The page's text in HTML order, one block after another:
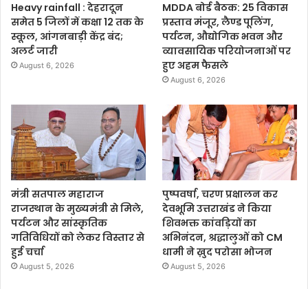
Heavy rainfall : देहरादून
समेत 5 जिलों में कक्षा 12 तक के
स्कूल, आंगनबाड़ी केंद्र बंद;
अलर्ट जारी
August 6, 2026
MDDA बोर्ड बैठक: 25 विकास
प्रस्ताव मंजूर, लैण्ड पूलिंग,
पर्यटन, औद्योगिक भवन और
व्यावसायिक परियोजनाओं पर
हुए अहम फैसले
August 6, 2026
मंत्री सतपाल महाराज
राजस्थान के मुख्यमंत्री से मिले,
पर्यटन और सांस्कृतिक
गतिविधियों को लेकर विस्तार से
हुई चर्चा
August 5, 2026
पुष्पवर्षा, चरण प्रक्षालन कर
देवभूमि उत्तराखंड ने किया
शिवभक्त कांवड़ियों का
अभिनंदन, श्रद्धालुओं को CM
धामी ने ख़ुद परोसा भोजन
August 5, 2026